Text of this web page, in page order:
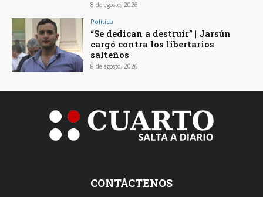
8 de agosto, 2026
Política
“Se dedican a destruir” | Jarsún
cargó contra los libertarios
salteños
8 de agosto, 2026
CONTÁCTENOS